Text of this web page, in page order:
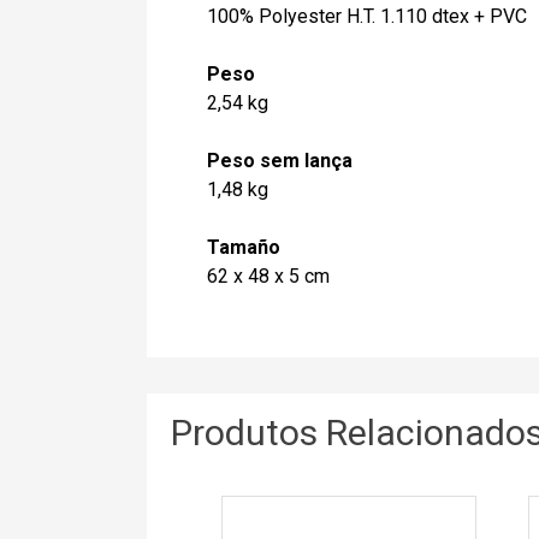
100% Polyester H.T. 1.110 dtex + PVC
Peso
2,54 kg
Peso sem lança
1,48 kg
Tamaño
62 x 48 x 5 cm
Produtos